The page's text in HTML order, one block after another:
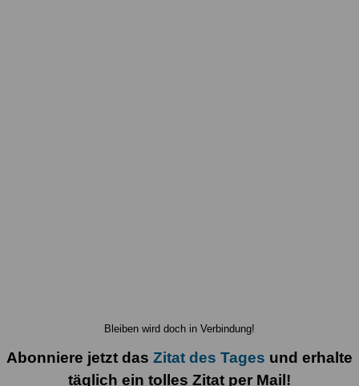
Bleiben wird doch in Verbindung!
Abonniere jetzt das Zitat des Tages und erhalte
täglich ein tolles Zitat per Mail!